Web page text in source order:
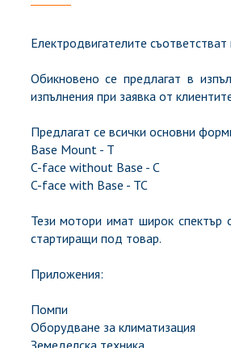
Електродвигателите
Обикновено се предлагат в
изпълнения при заявка от
Предлагат се всички основни
Base Mount - Т
C-face without Base - C
C-face with Base - TC
Тези мотори имат широк
стартиращи под товар.
Приложения:
Помпи
Оборудване за климатизация
Земеделска техника